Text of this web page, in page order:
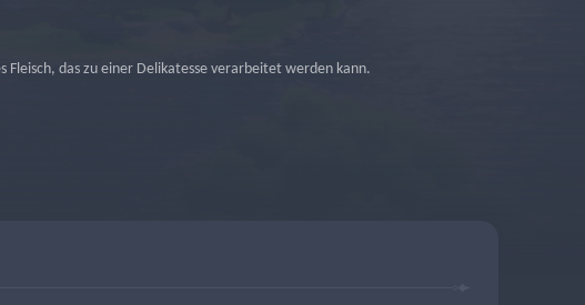
das zu einer Delikatesse verarbeitet werden kann.